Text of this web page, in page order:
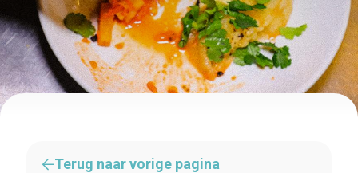
Terug naar vorige pagina